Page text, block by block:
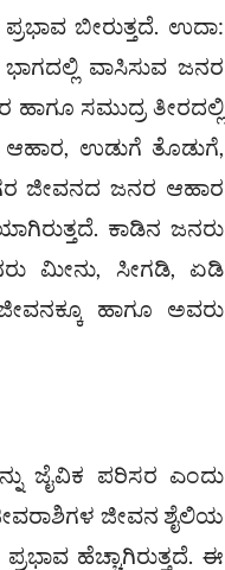
ಬೀರುತ್ತದೆ. ಉದಾ:
ವಾಸಿಸುವ ಜನರ
ಹಾಗೂ ಸಮುದ್ರ ತೀರದಲ್ಲಿ
ಆಹಾರ, ಉಡುಗೆ ತೊಡುಗೆ,
ಜೀವನದ ಜನರ ಆಹಾರ
ಕಾಡಿನ ಜನರು
ಮೀನು, ಸೀಗಡಿ, ಏಡಿ
ಹಾಗೂ ಅವರು
ಜೈವಿಕ ಪರಿಸರ ಎಂದು
ಜೀವನ ಶೈಲಿಯ
ಹೆಚ್ಚಾಗಿರುತ್ತದೆ. ಈ